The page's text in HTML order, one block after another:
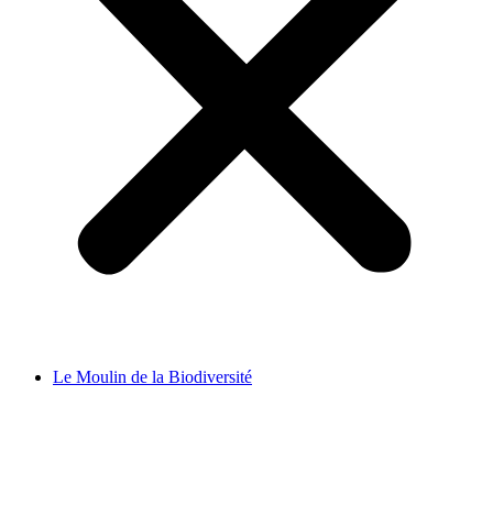
Le Moulin de la Biodiversité